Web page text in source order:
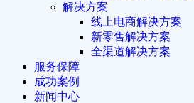
解决方案
线上电商解决方案
新零售解决方案
全渠道解决方案
服务保障
成功案例
新闻中心